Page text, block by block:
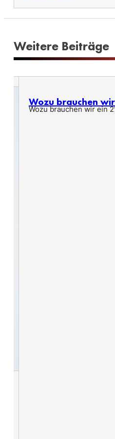
Weitere Beiträge
Wozu brauchen
Wozu brauchen wir ein